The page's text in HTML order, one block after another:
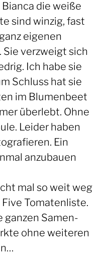
die weiße
sind winzig, fast
eigenen
verzweigt sich
Ich habe sie
Schluss hat sie
im Blumenbeet
überlebt. Ohne
Leider haben
Ein
anzubauen
mal so weit weg
Tomatenliste.
ganzen Samen-
ohne weiteren